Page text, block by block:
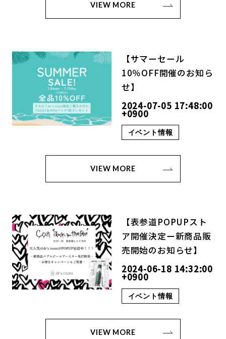
VIEW MORE
【サマーセール
10％OFF開催のお知ら
せ】
2024-07-05 17:48:00
+0900
イベント情報
VIEW MORE
【表参道POPUPスト
ア開催決定ー新商品販
売開始のお知らせ】
2024-06-18 14:32:00
+0900
イベント情報
VIEW MORE